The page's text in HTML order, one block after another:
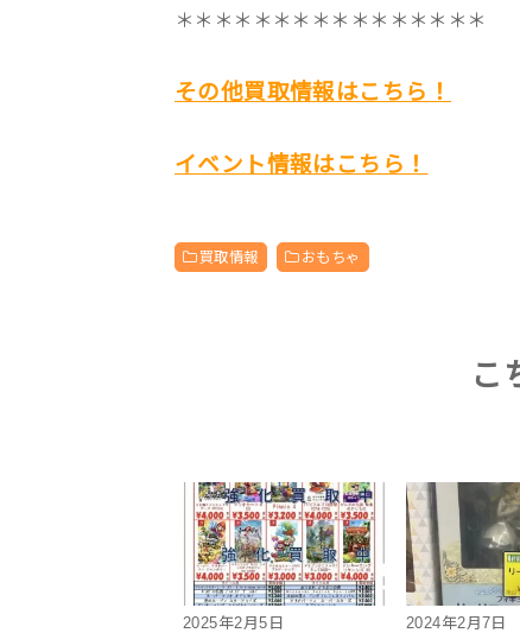
＊＊＊＊＊＊＊＊＊＊＊＊＊＊＊＊
その他買取情報はこちら！
イベント情報はこちら！
買取情報 おもちゃ
こ
2025年2月5日
2024年2月7日